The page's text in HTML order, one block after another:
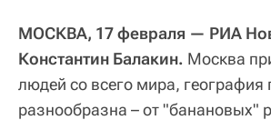
МОСКВА, 17 февраля — РИА
Константин Балакин. Москва
людей со всего мира, география
разнообразна – от "банановых"